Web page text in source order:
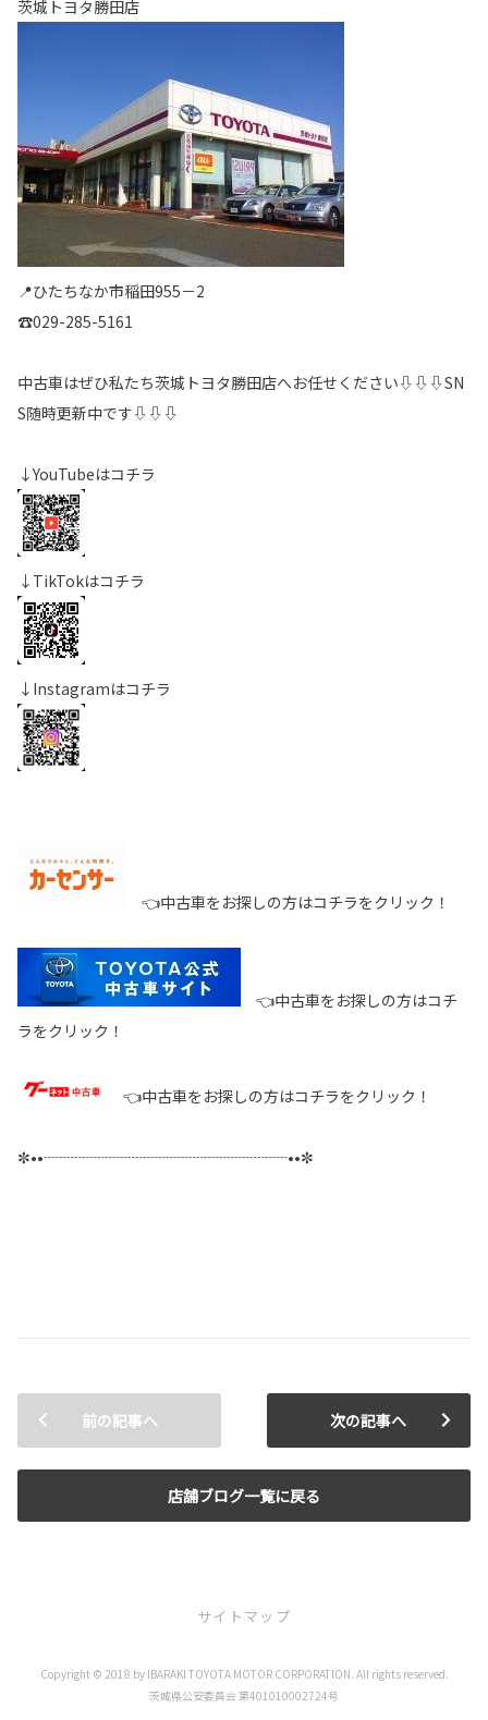
茨城トヨタ勝田店
📍ひたちなか市稲田955－2
☎029-285-5161
中古車はぜひ私たち茨城トヨタ勝田店へお任せください⇩⇩⇩SN
S随時更新中です⇩⇩⇩
↓YouTubeはコチラ
↓TikTokはコチラ
↓Instagramはコチラ
👈中古車をお探しの方はコチラをクリック！
👈中古車をお探しの方はコチ
ラをクリック！
👈中古車をお探しの方はコチラをクリック！
✼••┈┈┈┈┈┈┈┈┈┈┈┈┈┈┈┈••✼
前の記事へ
店舗ブログ一覧に戻る
次の記事へ
サイトマップ
Copyright © 2018 by IBARAKI TOYOTA MOTOR CORPORATION. All rights reserved.
茨城県公安委員会 第401010002724号